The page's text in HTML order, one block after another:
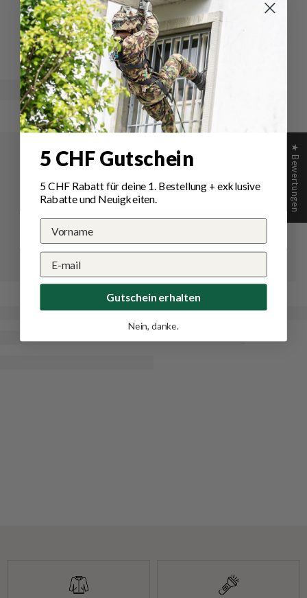
Schreibe
eine
Bewertung
Eine
Frage
stellen
★ Bewertungen
5 CHF Gutschein
5 CHF Rabatt für deine 1. Bestellung+ exklusive
Rabatte und Neuigkeiten.
Gutschein erhalten
Nein, danke.